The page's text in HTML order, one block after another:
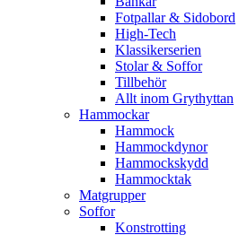
Fotpallar & Sidobord
High-Tech
Klassikerserien
Stolar & Soffor
Tillbehör
Allt inom Grythyttan
Hammockar
Hammock
Hammockdynor
Hammockskydd
Hammocktak
Matgrupper
Soffor
Konstrotting